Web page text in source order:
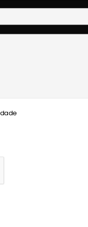
Copyright © 2023